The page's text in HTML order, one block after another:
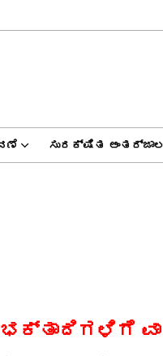
ಸುರಕ್ಷಿತ ಅಂತರ್ಜಾಲ
ಭಕ್ತಾದಿಗಳಿಗೆ